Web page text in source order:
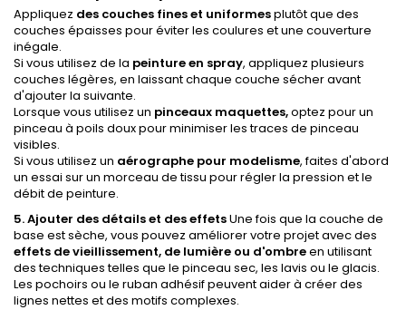
Appliquez des couches fines et uniformesplutôt que des
couches épaisses pour éviter les coulures et une couverture
inégale.
Si vous utilisez de la peinture en spray, appliquez plusieurs
couches légères, en laissant chaque couche sécher avant
d'ajouter la suivante.
Lorsque vous utilisez un pinceaux maquettes,optez pour un
pinceau à poils doux pour minimiser les traces de pinceau
visibles.
Si vous utilisez un aérographe pour modelisme, faites d'abord
un essai sur un morceau de tissu pour régler la pression et le
débit de peinture.
5. Ajouter des détails et des effetsUne fois que la couche de
base est sèche, vous pouvez améliorer votre projet avec des
effets de vieillissement, de lumière ou d'ombreen utilisant
des techniques telles que le pinceau sec, les lavis ou le glacis.
Les pochoirs ou le ruban adhésif peuvent aider à créer des
lignes nettes et des motifs complexes.